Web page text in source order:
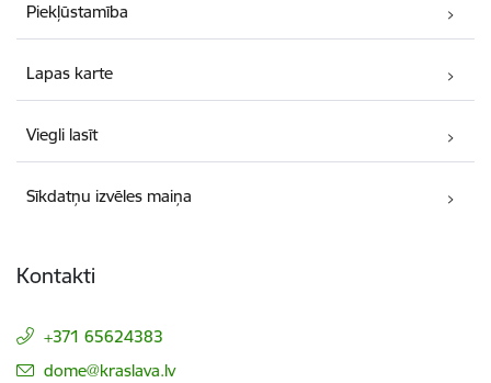
Piekļūstamība
Lapas karte
Viegli lasīt
Sīkdatņu izvēles maiņa
Kontakti
+371 65624383
E-pasts:
dome@kraslava.lv